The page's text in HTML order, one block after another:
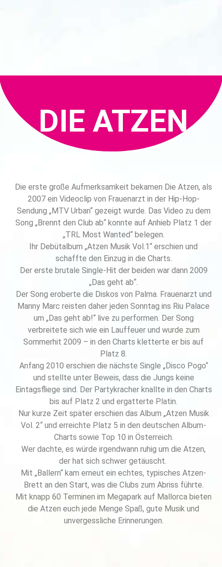
DIE ATZEN
Die erste große Aufmerksamkeit bekamen Die Atzen, als
2007 ein Videoclip von Frauenarzt in der Hip-Hop-
Sendung „MTV Urban“ gezeigt wurde. Das Video zu dem
Song „Brennt den Club ab“ konnte auf Anhieb Platz 1 der
„TRL Most Wanted“ belegen.
Ihr Debütalbum „Atzen Musik Vol.1“ erschien und
schaffte den Einzug in die Charts.
Der erste brutale Single-Hit der beiden war dann 2009
„Das geht ab“.
Der Song eroberte die Diskos von Palma. Frauenarzt und
Manny Marc reisten daher jeden Sonntag ins Riu Palace
um „Das geht ab!“ live zu performen. Der Song
verbreitete sich wie ein Lauffeuer und wurde zum
Sommerhit 2009 – in den Charts kletterte er bis auf
Platz 8.
Anfang 2010 erschien die nächste Single „Disco Pogo“
und stellte unter Beweis, dass die Jungs keine
Eintagsfliege sind. Der Partykracher knallte in den Charts
bis auf Platz 2 und ergatterte Platin.
Nur kurze Zeit später erschien das Album „Atzen Musik
Vol. 2“ und erreichte Platz 5 in den deutschen Album-
Charts sowie Top 10 in Österreich.
Wer dachte, es würde irgendwann ruhig um die Atzen,
der hat sich schwer getäuscht.
Mit „Ballern“ kam erneut ein echtes, typisches Atzen-
Brett an den Start, was die Clubs zum Abriss führte.
Mit knapp 60 Terminen im Megapark auf Mallorca bieten
die Atzen euch jede Menge Spaß, gute Musik und
unvergessliche Erinnerungen.